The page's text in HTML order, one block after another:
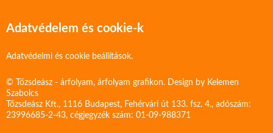
Adatvédelem és cookie-k
Adatvédelmi és cookie beállítások.
© Tőzsdeász - árfolyam, árfolyam grafikon. Design by Kelemen
Szabolcs
Tőzsdeász Kft., 1116 Budapest, Fehérvári út 133. fsz. 4., adószám:
23996685-2-43, cégjegyzék szám: 01-09-988371